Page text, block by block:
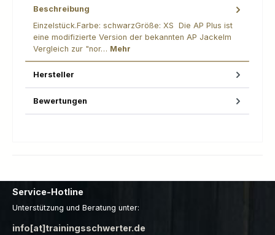
Beschreibung
Einzelstück.Farbe: schwarzGröße: XS Die AP Plus ist
eine modifizierte Version der bekannten AP JackeIm
Vergleich zur "nor… Mehr
Hersteller
Bewertungen
Service-Hotline
Unterstützung und Beratung unter:
info[at]trainingsschwerter.de